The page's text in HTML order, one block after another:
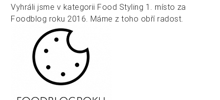
Vyhráli jsme v kategorii Food Styling 1. místo za
Foodblog roku 2016. Máme z toho obří radost.